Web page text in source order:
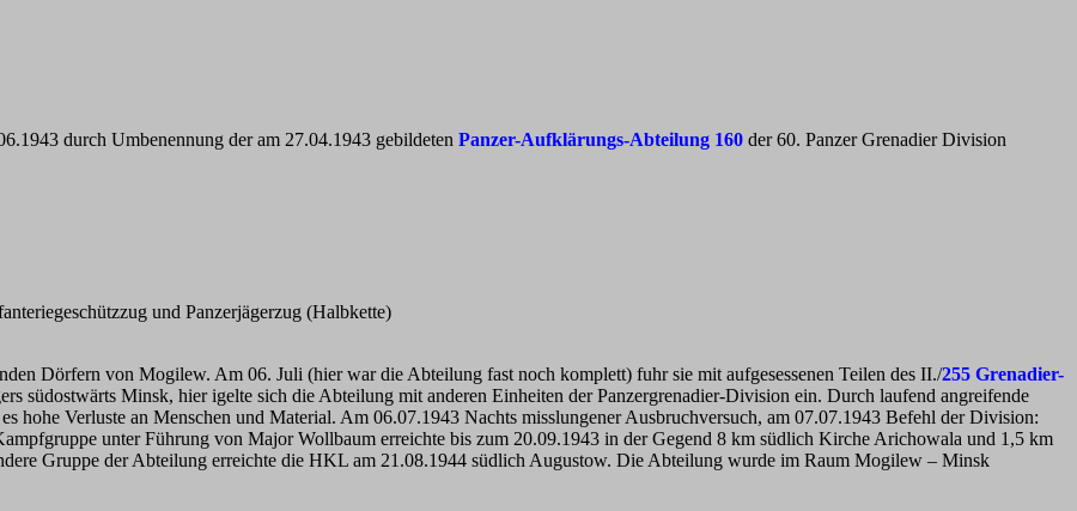
durch Umbenennung der am 27.04.1943 gebildeten Panzer-Aufklärungs-Abteilung 160 der 60. Panzer Grenadier Division
und Panzerjägerzug (Halbkette)
Dörfern von Mogilew. Am 06. Juli (hier war die Abteilung fast noch komplett) fuhr sie mit aufgesessenen Teilen des II./255 Grenadier-
südostwärts Minsk, hier igelte sich die Abteilung mit anderen Einheiten der Panzergrenadier-Division ein. Durch laufend angreifende
hohe Verluste an Menschen und Material. Am 06.07.1943 Nachts misslungener Ausbruchversuch, am 07.07.1943 Befehl der Division:
unter Führung von Major Wollbaum erreichte bis zum 20.09.1943 in der Gegend 8 km südlich Kirche Arichowala und 1,5 km
Gruppe der Abteilung erreichte die HKL am 21.08.1944 südlich Augustow. Die Abteilung wurde im Raum Mogilew – Minsk